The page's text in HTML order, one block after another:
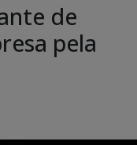
de
pela